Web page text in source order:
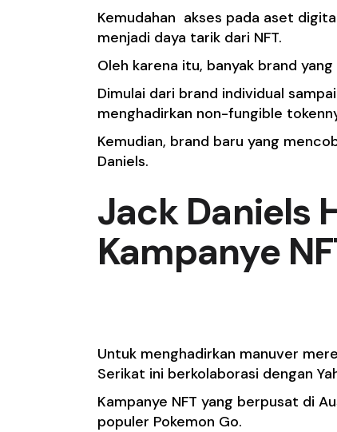
Kemudahan akses pada aset
menjadi daya tarik dari NFT.
Oleh karena itu, banyak brand
Dimulai dari brand individual
menghadirkan non-fungible
Kemudian, brand baru yang
Daniels.
Jack Daniels
Kampanye
Untuk menghadirkan manuver
Serikat ini berkolaborasi dengan
Kampanye NFT yang berpusat di
populer Pokemon Go.